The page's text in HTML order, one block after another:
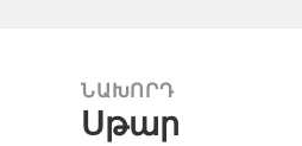
նավարկումը
ՆԱԽՈՐԴ
Նախորդ
Սթար